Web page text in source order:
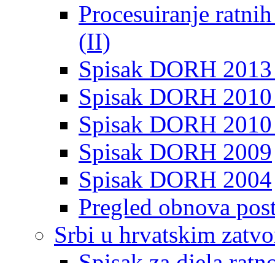
Procesuiranje
(II)
Spisak DORH
Spisak DORH
Spisak DORH
Spisak DORH 2009
Spisak DORH 2004
Pregled obnova
Srbi u hrvatskim